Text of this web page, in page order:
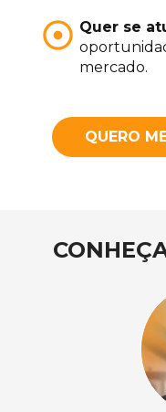
QUERO
Quer se
mercado.